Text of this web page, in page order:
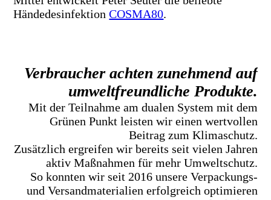
HändedesinfektionCOSMA80.
Verbraucher achten zunehmend auf
umweltfreundliche Produkte.
Mit der Teilnahme am dualen System mit dem
Grünen Punkt leisten wir einen wertvollen
Beitrag zum Klimaschutz.
Zusätzlich ergreifen wir bereits seit vielen Jahren
aktiv Maßnahmen für mehr Umweltschutz.
So konnten wir seit 2016 unsere Verpackungs-
und Versandmaterialien erfolgreich optimieren